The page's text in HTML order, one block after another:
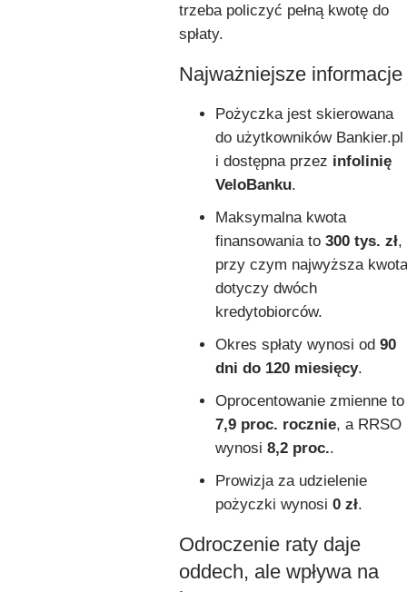
trzeba policzyć pełną kwotę do
spłaty.
Najważniejsze informacje
Pożyczka jest skierowana
do użytkowników Bankier.pl
i dostępna przez infolinię
VeloBanku.
Maksymalna kwota
finansowania to 300 tys. zł,
przy czym najwyższa kwota
dotyczy dwóch
kredytobiorców.
Okres spłaty wynosi od 90
dni do 120 miesięcy.
Oprocentowanie zmienne to
7,9 proc. rocznie, a RRSO
wynosi 8,2 proc..
Prowizja za udzielenie
pożyczki wynosi 0 zł.
Odroczenie raty daje
oddech, ale wpływa na